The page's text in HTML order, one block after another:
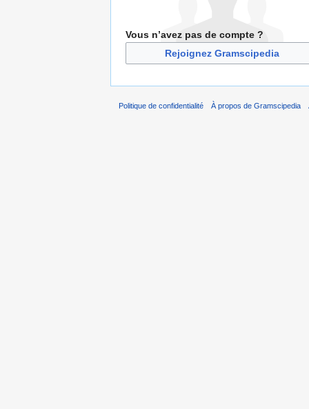
Vous n’avez pas de compte ?
Rejoignez Gramscipedia
Politique de confidentialité À propos de Gramscipedia